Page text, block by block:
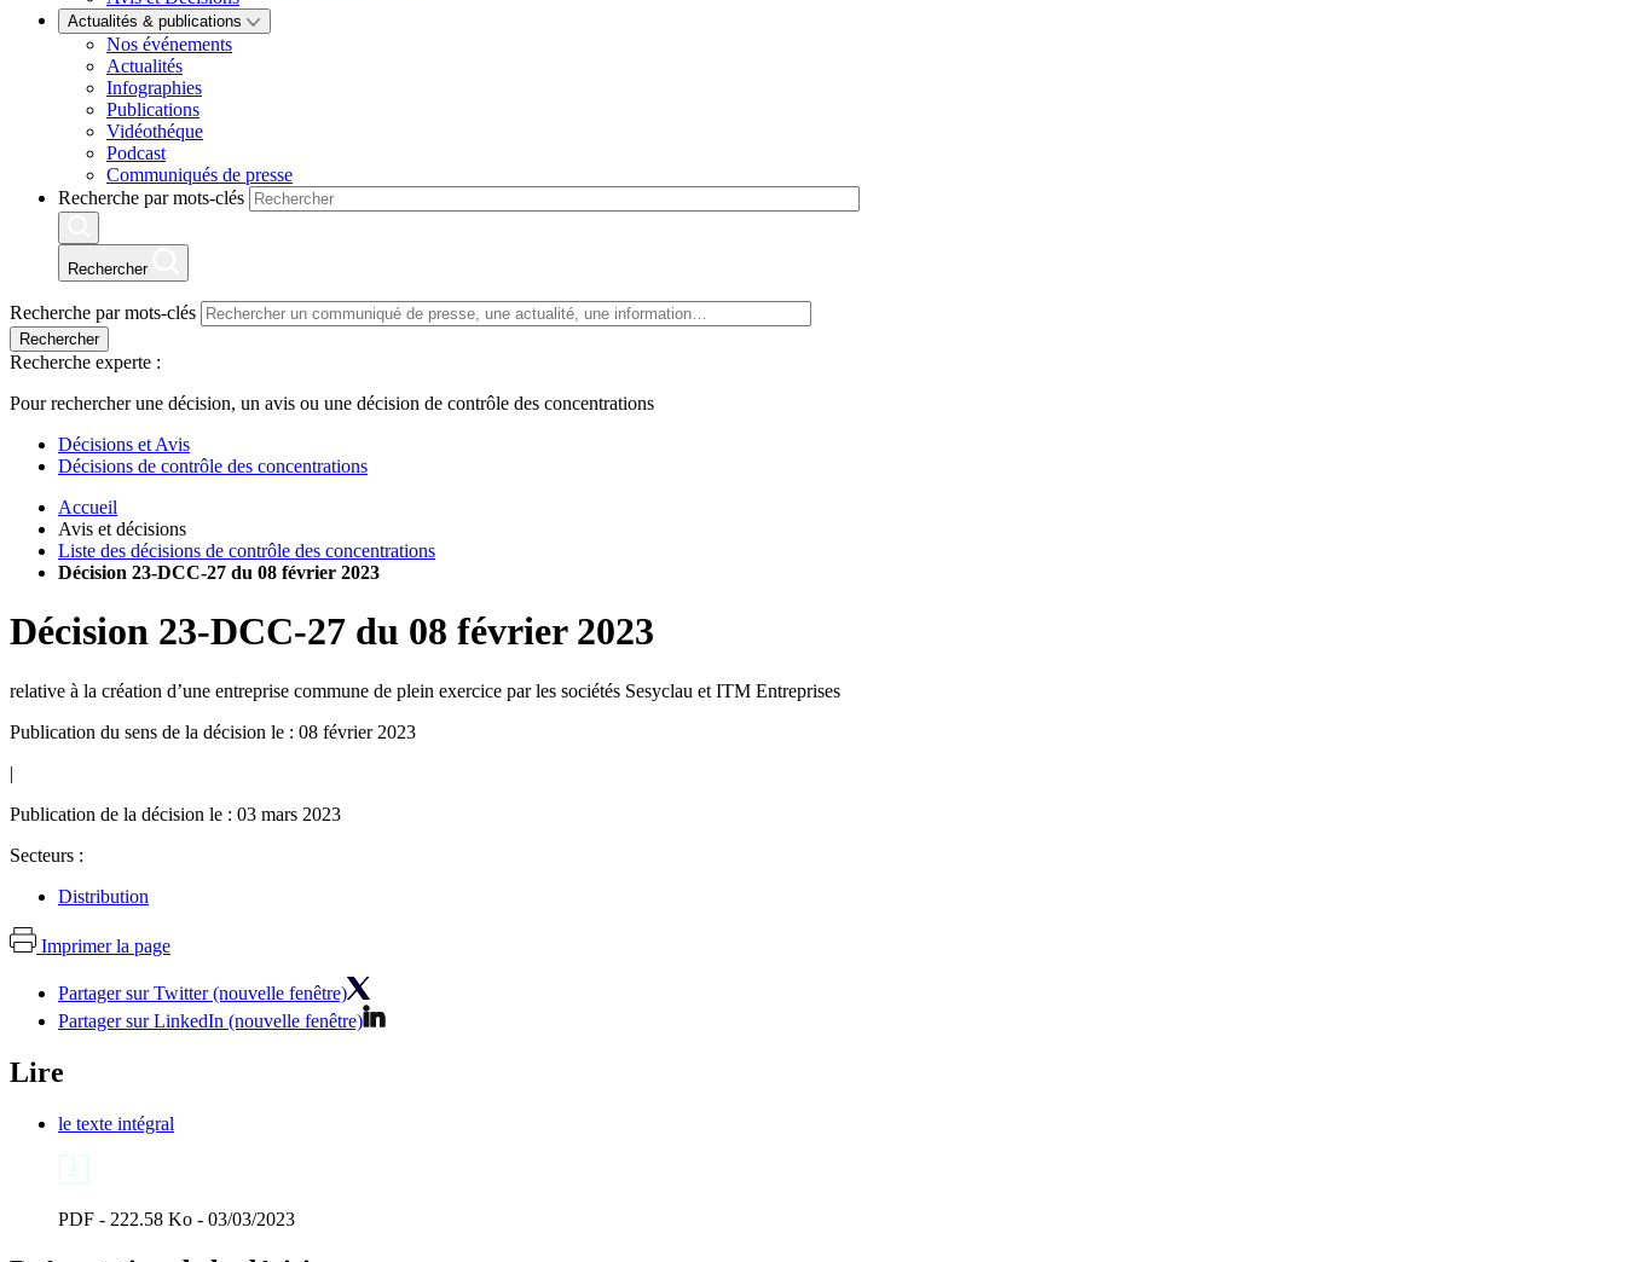
Actualités & publications
Nos événements
Actualités
Infographies
Publications
Vidéothéque
Podcast
Communiqués de presse
Recherche par mots-clés
Rechercher
Recherche par mots-clés
Rechercher
Recherche experte :
Pour rechercher une décision, un avis ou une décision de contrôle des concentrations
Décisions et Avis
Décisions de contrôle des concentrations
Accueil
Avis et décisions
Liste des décisions de contrôle des concentrations
Décision 23-DCC-27 du 08 février 2023
Décision 23-DCC-27 du 08 février 2023
relative à la création d’une entreprise commune de plein exercice par les sociétés Sesyclau et ITM Entreprises
Publication du sens de la décision le : 08 février 2023
|
Publication de la décision le : 03 mars 2023
Secteurs :
Distribution
Imprimer la page
Partager sur Twitter (nouvelle fenêtre)
Partager sur LinkedIn (nouvelle fenêtre)
Lire
le texte intégral
PDF - 222.58 Ko - 03/03/2023